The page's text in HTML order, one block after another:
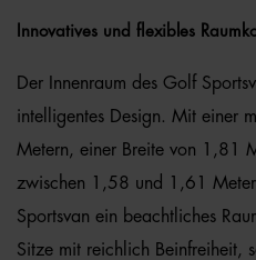
Innovatives und flexibles
Der Innenraum des Golf
intelligentes Design. Mit einer
Metern, einer Breite von 1,81
zwischen 1,58 und 1,61
Sportsvan ein beachtliches
Sitze mit reichlich Beinfreiheit,